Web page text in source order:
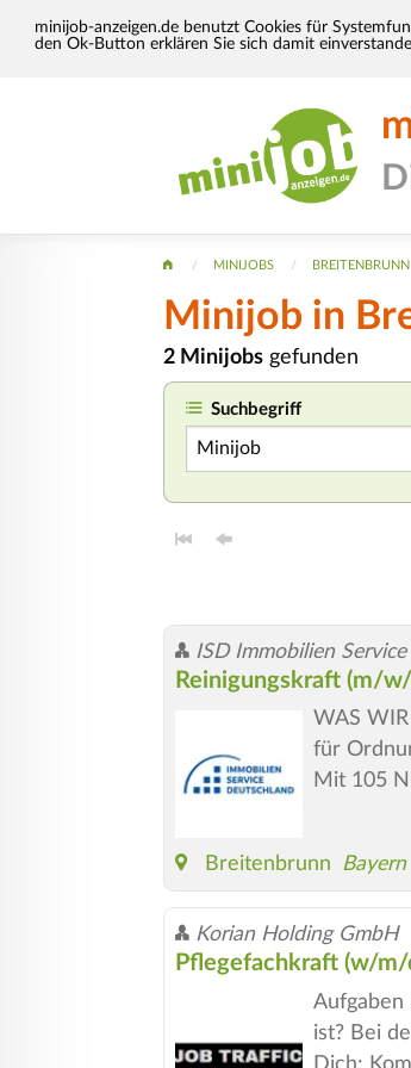
minijob-anzeigen.de benutzt Cookies für
den Ok-Button erklären Sie sich damit
MINIJOBS BREITENBRUNN
Minijob in
2 Minijobs gefunden
Suchbegriff
ISD Immobilien
Reinigungskraft (m/
WAS
für
Mit 105
Breitenbrunn Bayern
Korian Holding GmbH
Pflegefachkraft (w/m/
Aufgaben
ist? Bei
Dich: